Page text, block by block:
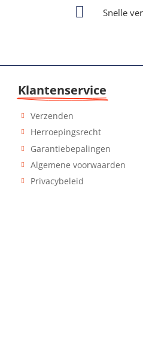
 Snelle
Klantenservice
Verzenden
Herroepingsrecht
Garantiebepalingen
Algemene voorwaarden
Privacybeleid